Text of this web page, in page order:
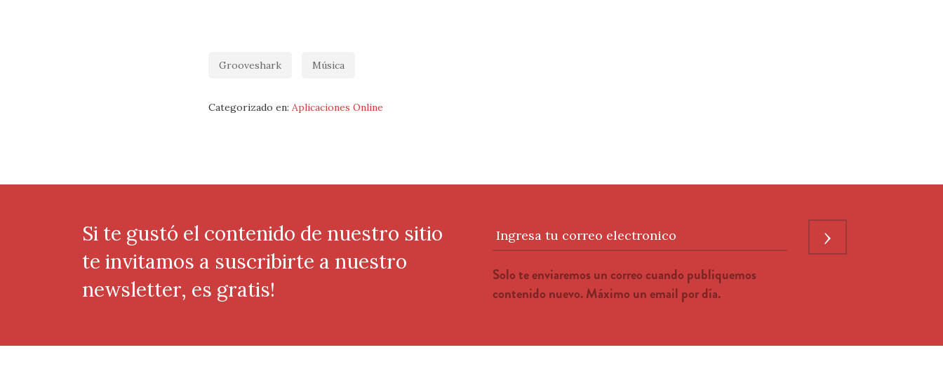
Grooveshark Música
Categorizado en: Aplicaciones Online
Si te gustó el contenido de nuestro sitio
te invitamos a suscribirte a nuestro
newsletter, es gratis!
Ingresa tu correo electronico
Solo te enviaremos un correo cuando publiquemos
contenido nuevo. Máximo un email por día.
›